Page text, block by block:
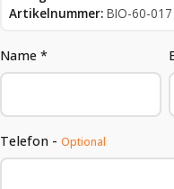
Artikelnummer: BIO-60-017
Name *
Telefon -Optional